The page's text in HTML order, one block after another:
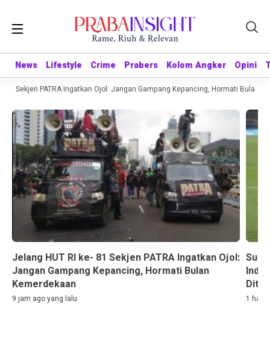
News Lifestyle Crime Prabers Kolom Angker Opini
News Lifestyle Crime Prabers Kolom Angker Opini
Sekjen PATRA Ingatkan Ojol: Jangan Gampang Kepancing, Hormati Bulan
Jelang HUT RI ke- 81 Sekjen PATRA Ingatkan Ojol:
Jangan Gampang Kepancing, Hormati Bulan
Kemerdekaan
9 jam ago yang lalu 1 hari